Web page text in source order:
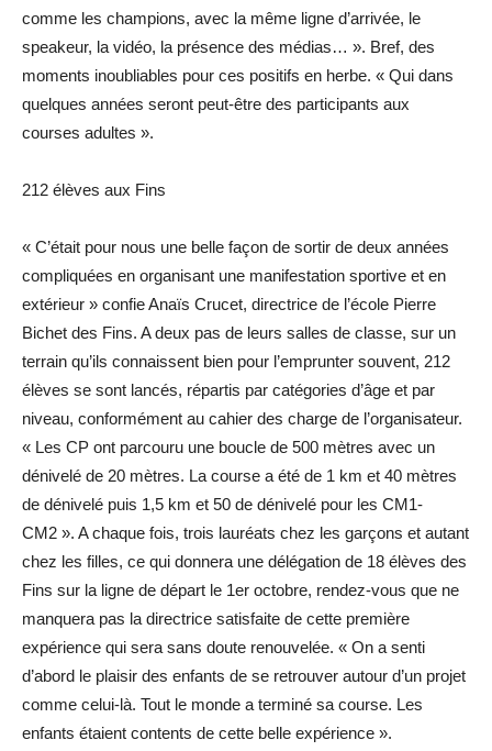
comme les champions, avec la même ligne d’arrivée, le
speakeur, la vidéo, la présence des médias… ». Bref, des
moments inoubliables pour ces positifs en herbe. « Qui dans
quelques années seront peut-être des participants aux
courses adultes ».
212 élèves aux Fins
« C’était pour nous une belle façon de sortir de deux années
compliquées en organisant une manifestation sportive et en
extérieur » confie Anaïs Crucet, directrice de l’école Pierre
Bichet des Fins. A deux pas de leurs salles de classe, sur un
terrain qu’ils connaissent bien pour l’emprunter souvent, 212
élèves se sont lancés, répartis par catégories d’âge et par
niveau, conformément au cahier des charge de l’organisateur.
« Les CP ont parcouru une boucle de 500 mètres avec un
dénivelé de 20 mètres. La course a été de 1 km et 40 mètres
de dénivelé puis 1,5 km et 50 de dénivelé pour les CM1-
CM2 ». A chaque fois, trois lauréats chez les garçons et autant
chez les filles, ce qui donnera une délégation de 18 élèves des
Fins sur la ligne de départ le 1er octobre, rendez-vous que ne
manquera pas la directrice satisfaite de cette première
expérience qui sera sans doute renouvelée. « On a senti
d’abord le plaisir des enfants de se retrouver autour d’un projet
comme celui-là. Tout le monde a terminé sa course. Les
enfants étaient contents de cette belle expérience ».